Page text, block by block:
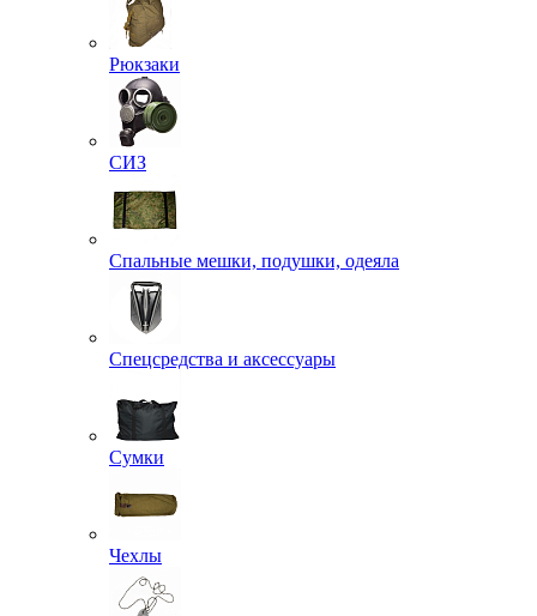
Рюкзаки
СИЗ
Спальные мешки, подушки, одеяла
Спецсредства и аксессуары
Сумки
Чехлы